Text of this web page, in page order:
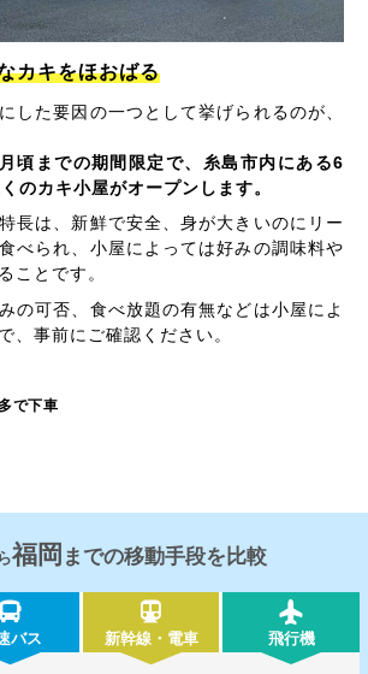
カキをほおばる
した要因の一つとして挙げられるのが、
頃までの期間限定で、糸島市内にある6
のカキ小屋がオープンします。
長は、新鮮で安全、身が大きいのにリー
べられ、小屋によっては好みの調味料や
ことです。
の可否、食べ放題の有無などは小屋によ
、事前にご確認ください。
で下車
福岡 までの移動手段を比較
バス 新幹線・電車 飛行機